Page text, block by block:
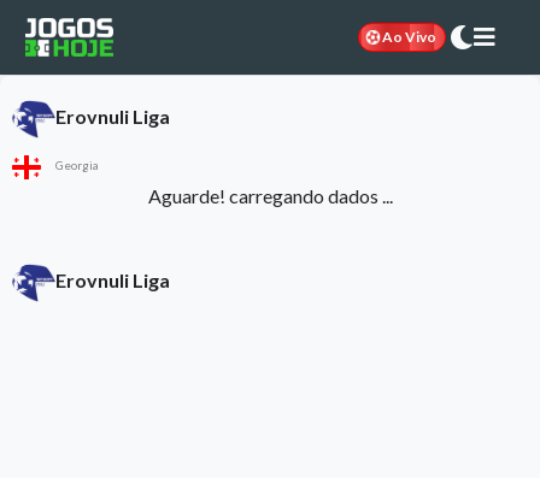
Ao Vivo
Erovnuli Liga
Georgia
Aguarde! carregando dados ...
Erovnuli Liga